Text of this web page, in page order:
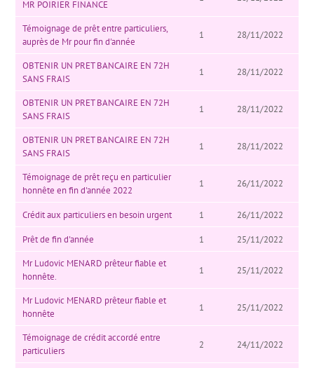
MR POIRIER FINANCE
Témoignage de prêt entre particuliers,
auprès de Mr pour fin d'année
1 28/11/2022
OBTENIR UN PRET BANCAIRE EN 72H
SANS FRAIS
1 28/11/2022
OBTENIR UN PRET BANCAIRE EN 72H
SANS FRAIS
1 28/11/2022
OBTENIR UN PRET BANCAIRE EN 72H
SANS FRAIS
1 28/11/2022
Témoignage de prêt reçu en particulier
honnête en fin d'année 2022
1 26/11/2022
Crédit aux particuliers en besoin urgent 1 26/11/2022
Prêt de fin d'année 1
25/11/2022
Mr Ludovic MENARD prêteur fiable et
honnête.
1 25/11/2022
Mr Ludovic MENARD prêteur fiable et
honnête
1 25/11/2022
Témoignage de crédit accordé entre
particuliers
2 24/11/2022